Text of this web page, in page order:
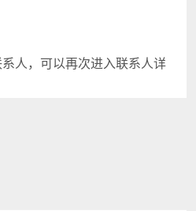
人，可以再次进入联系人详